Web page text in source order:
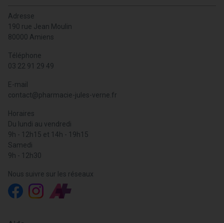
Adresse
190 rue Jean Moulin
80000 Amiens
Téléphone
03 22 91 29 49
E-mail
contact@pharmacie-jules-verne.fr
Horaires
Du lundi au vendredi
9h - 12h15 et 14h - 19h15
Samedi
9h - 12h30
Nous suivre sur les réseaux